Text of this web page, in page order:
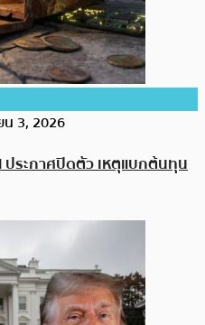
น 3, 2026
ระกาศปิดตัว เหตุแบกต้นทุน